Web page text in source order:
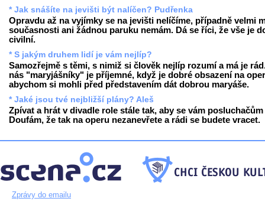
* Jak snášíte na jevišti být nalíčen? Pudřenka
Opravdu až na vyjímky se na jevišti nelíčíme, případně velmi
současnosti ani žádnou paruku nemám. Dá se říci, že vše je
civilní.
* S jakým druhem lidí je vám nejlíp?
Samozřejmě s těmi, s nimiž si člověk nejlíp rozumí a má je
nás "maryjášníky" je příjemné, když je dobré obsazení na
abychom si mohli před představením dát dobrou maryáše.
* Jaké jsou tvé nejbližší plány? Aleš
Zpívat a hrát v divadle role stále tak, aby se vám
Doufám, že tak na operu nezanevřete a rádi se budete vracet.
Zprávy do emailu